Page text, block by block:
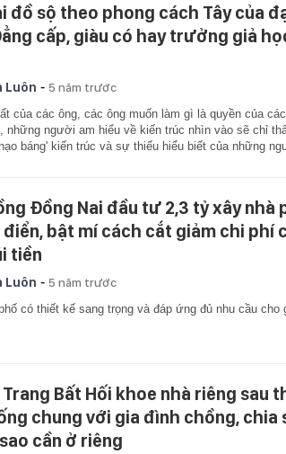
đồ sộ theo phong cách Tây của
cấp, giàu có hay trưởng giả
Luôn - 5 năm trước
của các ông, các ông muốn làm gì là quyền của các
những người am hiểu về kiến trúc nhìn vào sẽ chỉ
báng' kiến trúc và sự thiếu hiểu biết của những
Đồng Nai đầu tư 2,3 tỷ xây nhà
bật mí cách cắt giảm chi phí
tiền
Luôn - 5 năm trước
có thiết kế sang trọng và đáp ứng đủ nhu cầu cho
Trang Bất Hối khoe nhà riêng sau
chung với gia đình chồng, chia
cần ở riêng